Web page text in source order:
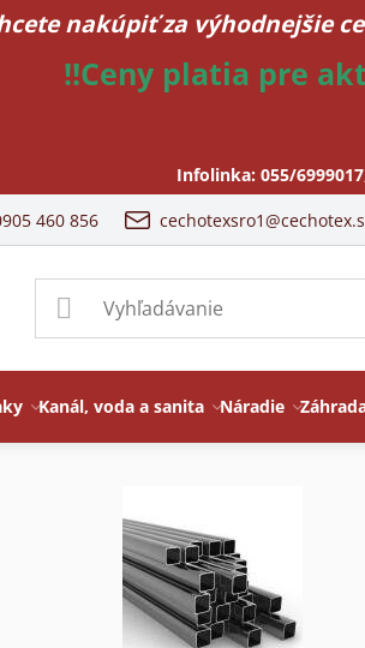
nakúpiť za výhodnejšie
!!Ceny platia pre
Infolinka: 055/6999017
460 856
Kanál, voda a sanita Náradie